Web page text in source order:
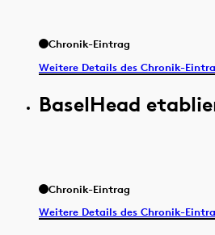
Chronik-Eintrag
Weitere Details des Chronik-
BaselHead
Chronik-Eintrag
Weitere Details des Chronik-